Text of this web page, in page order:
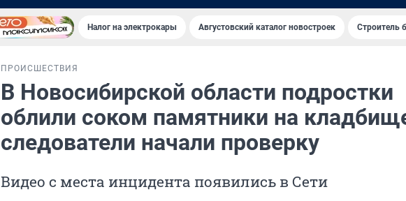
Налог на электрокары Августовский каталог новостроек Строитель
ПРОИСШЕСТВИЯ
В Новосибирской области подростки
облили соком памятники на
следователи начали проверку
Видео с места инцидента появились в Сети